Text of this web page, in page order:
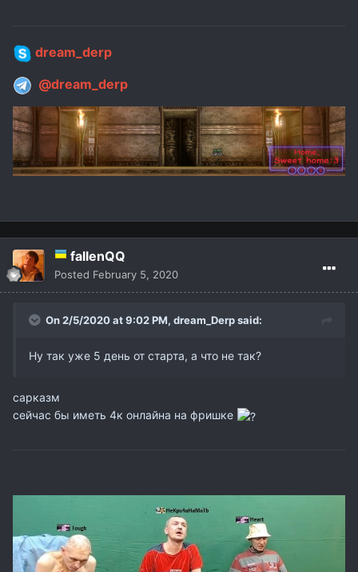
dream_derp
@dream_derp
fallenQQ
Posted February 5, 2020
On 2/5/2020 at 9:02 PM, dream_Derpsaid:
Ну так уже 5 день от старта, а что не так?
сарказм
сейчас бы иметь 4к онлайна на фришке